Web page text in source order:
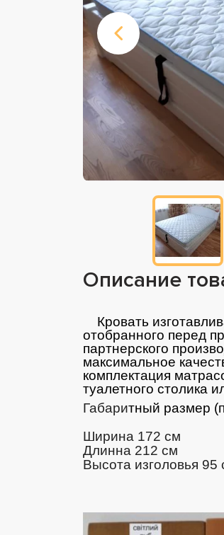
Описание
Кровать
отобранного перед
партнерского
максимальное
комплектация
туалетного столика
Габаритный размер
Ширина 172 см
Длинна 212 см
Высота изголовья 95